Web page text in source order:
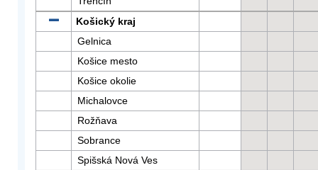
Košický kraj
Gelnica
Košice mesto
Košice okolie
Michalovce
Rožňava
Sobrance
Spišská Nová Ves